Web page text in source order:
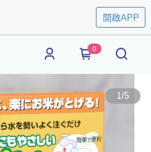
開啟APP
0
1/5